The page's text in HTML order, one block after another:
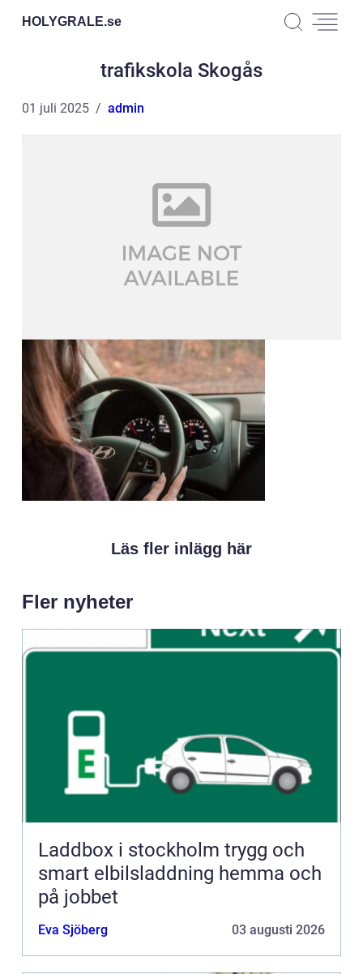
HOLYGRALE.se
trafikskola Skogås
01 juli 2025 admin
Läs fler inlägg här
Fler nyheter
Laddbox i stockholm trygg och
smart elbilsladdning hemma och
på jobbet
Eva Sjöberg 03 augusti 2026